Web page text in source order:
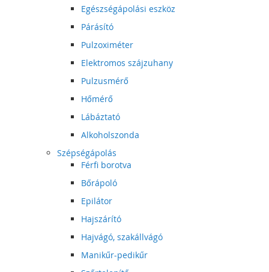
Egészségápolási eszköz
Párásító
Pulzoximéter
Elektromos szájzuhany
Pulzusmérő
Hőmérő
Lábáztató
Alkoholszonda
Szépségápolás
Férfi borotva
Bőrápoló
Epilátor
Hajszárító
Hajvágó, szakállvágó
Manikűr-pedikűr